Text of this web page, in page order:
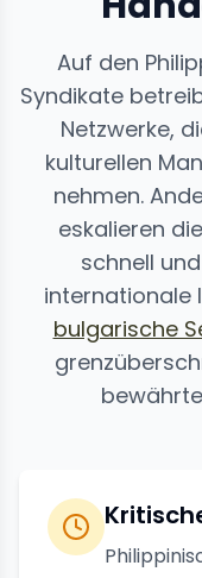
Auf den
Syndikate
Netzwerke,
kulturellen
nehmen.
eskalieren
schnell
internationale
bulgarische